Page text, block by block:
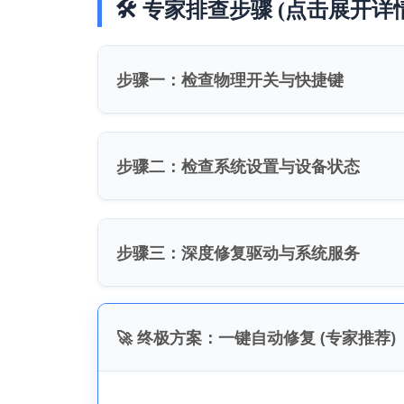
🛠️ 专家排查步骤 (点击展开详
步骤一：检查物理开关与快捷键
步骤二：检查系统设置与设备状态
步骤三：深度修复驱动与系统服务
🚀 终极方案：一键自动修复 (专家推荐)